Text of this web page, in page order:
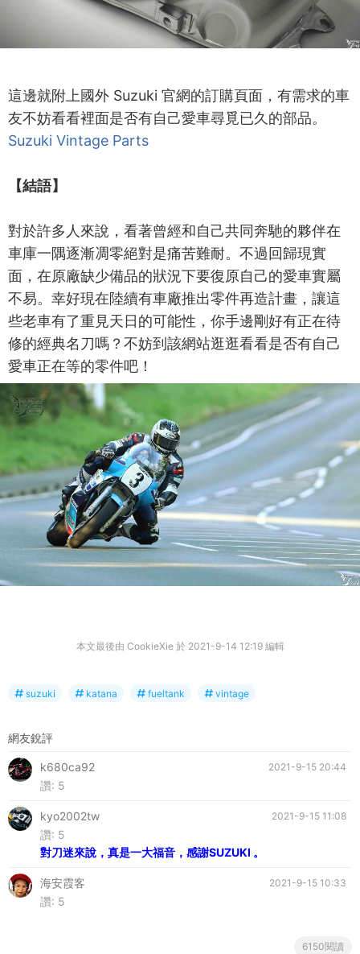
這邊就附上國外 Suzuki 官網的訂購頁面，有需求的車
友不妨看看裡面是否有自己愛車尋覓已久的部品。
Suzuki Vintage Parts
【結語】
對於許多人來說，看著曾經和自己共同奔馳的夥伴在
車庫一隅逐漸凋零絕對是痛苦難耐。不過回歸現實
面，在原廠缺少備品的狀況下要復原自己的愛車實屬
不易。幸好現在陸續有車廠推出零件再造計畫，讓這
些老車有了重見天日的可能性，你手邊剛好有正在待
修的經典名刀嗎？不妨到該網站逛逛看看是否有自己
愛車正在等的零件吧！
本文最後由 CookieXie 於 2021-9-14 12:19 編輯
suzuki katana fueltank vintage
網友銳評
2021-9-15 20:44
k680ca92
讚: 5
2021-9-15 11:08
kyo2002tw
讚: 5
對刀迷來說，真是一大福音，感謝SUZUKI 。
2021-9-15 10:33
海安霞客
讚: 5
6150閱讀